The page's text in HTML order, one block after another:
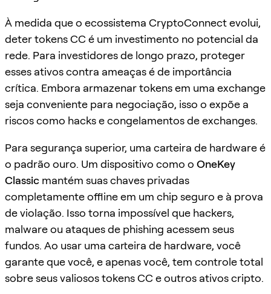
À medida que o ecossistema CryptoConnect evolui,
deter tokens CC é um investimento no potencial da
rede. Para investidores de longo prazo, proteger
esses ativos contra ameaças é de importância
crítica. Embora armazenar tokens em uma exchange
seja conveniente para negociação, isso o expõe a
riscos como hacks e congelamentos de exchanges.
Para segurança superior, uma carteira de hardware é
o padrão ouro. Um dispositivo como o OneKey
Classic mantém suas chaves privadas
completamente offline em um chip seguro e à prova
de violação. Isso torna impossível que hackers,
malware ou ataques de phishing acessem seus
fundos. Ao usar uma carteira de hardware, você
garante que você, e apenas você, tem controle total
sobre seus valiosos tokens CC e outros ativos cripto.